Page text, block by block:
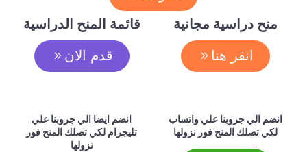
منح دراسية مجانية
انقر هنا
قائمة المنح الدراسية
قدم الان
انضم الي جروبنا علي واتساب
لكي تصلك المنح فور نزولها
انضم ايضا الي جروبنا علي
تليجرام لكي تصلك المنح فور
نزولها